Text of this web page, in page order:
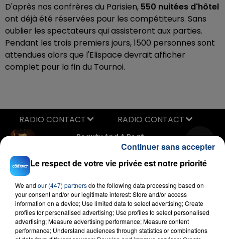
D'après nos confrères du Parisien, 550 nuitées d'hôtel
ont déjà été réservées pour les compétiteurs. Sans
oublier les spectateurs qui assisteront aux parties.
Pendant les trois premiers jours, 1500 personnes sont
attendues alors que l'Elispace devrait afficher
complet pour la fin du Tournoi.
Beauty And A Beat
JUSTIN BIEBER & NICKI MINAJ
RADIO CONTACT
Le respect de votre vie privée est notre priorité
We and our (447) partnersdo the following data processing based on
your consent and/or our legitimate interest: Store and/or access
information on a device; Use limited data to select advertising; Create
profiles for personalised advertising; Use profiles to select personalised
advertising; Measure advertising performance; Measure content
performance; Understand audiences through statistics or combinations
Continuer sans accepter